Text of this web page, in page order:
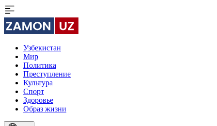
Узбекистан
Мир
Политика
Преступление
Культура
Спорт
Здоровье
Образ жизни